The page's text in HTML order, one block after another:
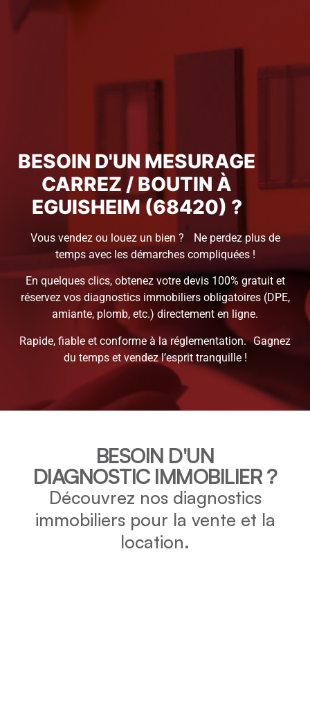
BESOIN D'UN MESURAGE
CARREZ / BOUTIN À
EGUISHEIM (68420) ?
Vous vendez ou louez un bien ? Ne perdez plus de
temps avec les démarches compliquées !
En quelques clics, obtenez votre devis 100% gratuit et
réservez vos diagnostics immobiliers obligatoires (DPE,
amiante, plomb, etc.) directement en ligne.
Rapide, fiable et conforme à la réglementation. Gagnez
du temps et vendez l’esprit tranquille !
BESOIN D'UN
DIAGNOSTIC IMMOBILIER ?
Découvrez nos diagnostics
immobiliers pour la vente et la
location.